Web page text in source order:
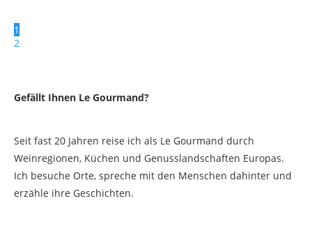
1
2
Gefällt Ihnen Le Gourmand?
Seit fast 20 Jahren reise ich als Le Gourmand durch
Weinregionen, Küchen und Genusslandschaften Europas.
Ich besuche Orte, spreche mit den Menschen dahinter und
erzähle ihre Geschichten.